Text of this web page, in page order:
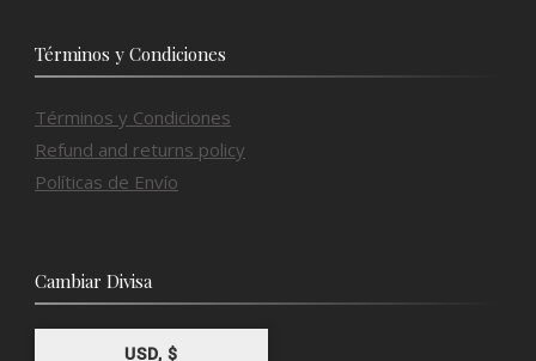
Términos y Condiciones
Términos y Condiciones
Refund and returns policy
Políticas de Envío
Cambiar Divisa
USD, $